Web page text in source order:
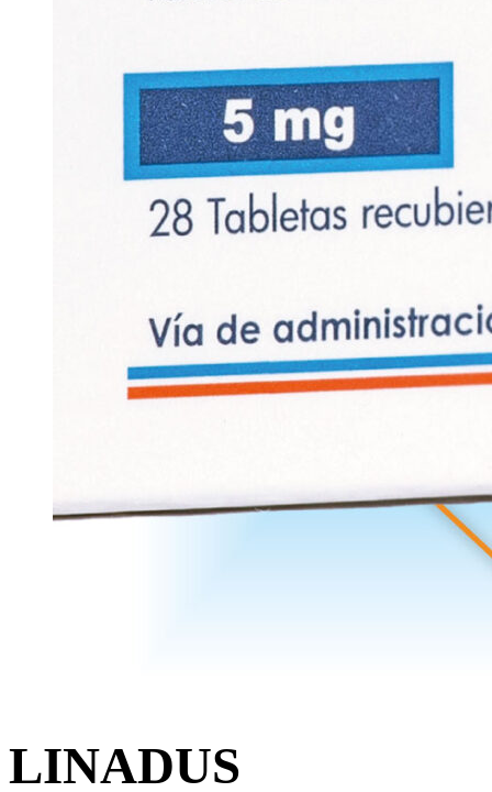
LINADUS